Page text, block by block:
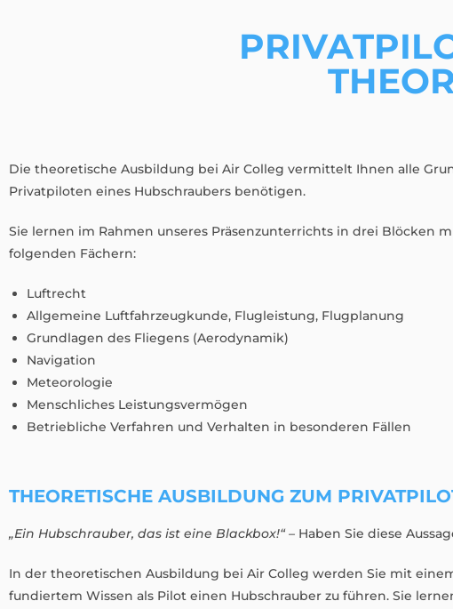
Die theoretische Ausbildung bei Air Colleg vermittelt Ihnen alle
Privatpiloten eines Hubschraubers benötigen.
Sie lernen im Rahmen unseres Präsenzunterrichts in drei Blöcken
folgenden Fächern:
Luftrecht
Allgemeine Luftfahrzeugkunde, Flugleistung, Flugplanung
Grundlagen des Fliegens (Aerodynamik)
Navigation
Meteorologie
Menschliches Leistungsvermögen
Betriebliche Verfahren und Verhalten in besonderen Fällen
THEORETISCHE AUSBILDUNG ZUM
„Ein Hubschrauber, das ist eine Blackbox!“ – Haben Sie diese
In der theoretischen Ausbildung bei Air Colleg werden Sie mit
fundiertem Wissen als Pilot einen Hubschrauber zu führen. Sie